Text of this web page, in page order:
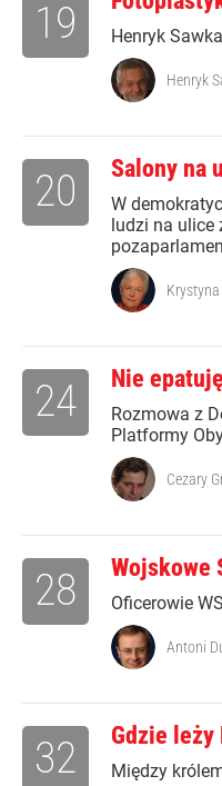
Henryk
19
Henryk
Salony na
W
ludzi na ulice
20
Nie
Rozmowa z
Platformy
24
Cezary
Wojskowe
Oficerowie
28
Antoni
Gdzie leży
Między
32